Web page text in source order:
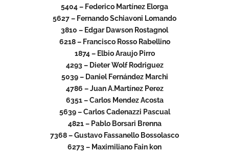
5404 – Federico Martínez Elorga
5627 – Fernando Schiavoni Lomando
3810 – Edgar Dawson Rostagnol
6218 – Francisco Rosso Rabellino
1874 – Elbio Araujo Pirro
4293 – Dieter Wolf Rodriguez
5039 – Daniel Fernández Marchi
4786 – Juan A.Martínez Perez
6351 – Carlos Mendez Acosta
5639 – Carlos Cadenazzi Pascual
4821 – Pablo Borsari Brenna
7368 – Gustavo Fassanello Bossolasco
6273 – Maximiliano Fain kon